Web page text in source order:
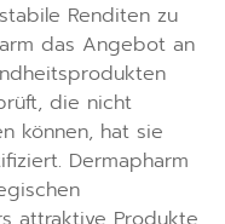
Renditen zu
das Angebot an
die nicht
können, hat sie
Dermapharm